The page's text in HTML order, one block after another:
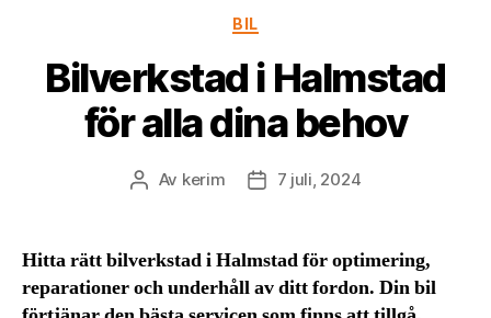
Kategorier
BIL
Bilverkstad i Halmstad
för alla dina behov
Inläggsförfattare
Av kerim Inläggsdatum
7 juli, 2024
Hitta rätt bilverkstad i Halmstad för optimering,
reparationer och underhåll av ditt fordon. Din bil